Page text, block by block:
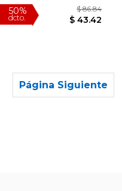
Página Siguiente